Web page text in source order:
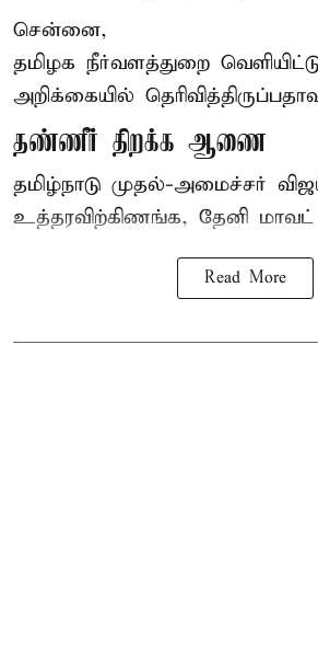
சென்னை,
தமிழக நீர்வளத்துறை
அறிக்கையில்
தண்ணீர் திறக்க ஆணை
தமிழ்நாடு முதல்-அமைச்சர்
உத்தரவிற்கிணங்க, தேனி மாவட்
Read More